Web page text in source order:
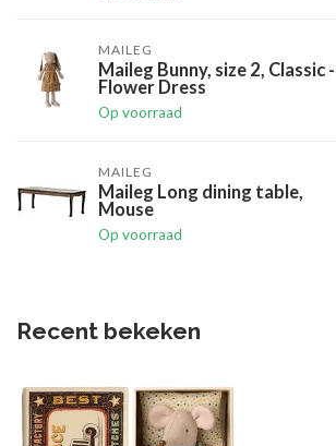
MAILEG
Maileg Bunny, size 2, Classic -
Flower Dress
Op voorraad
MAILEG
Maileg Long dining table,
Mouse
Op voorraad
Recent bekeken